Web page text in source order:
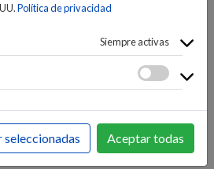
ELECTRODOMÉSTICO>
MANICURA, PEDICURA Y
Política de privacidad
Siempre activas
Aceptar todas